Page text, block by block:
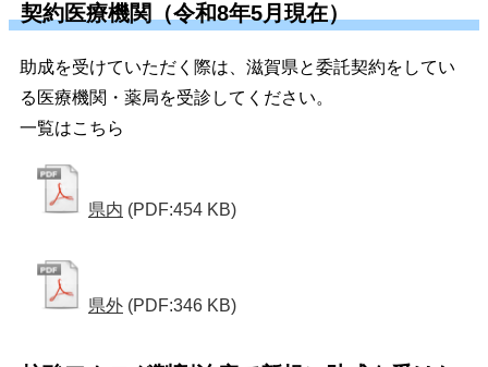
契約医療機関（令和8年5月現在）
助成を受けていただく際は、滋賀県と委託契約をしてい
る医療機関・薬局を受診してください。
一覧はこちら
県内 (PDF:454 KB)
県外 (PDF:346 KB)